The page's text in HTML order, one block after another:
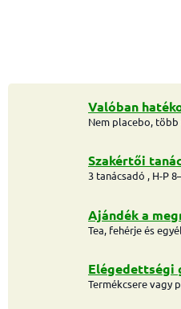
Valóban
Nem placebo, több
Szakértői
3 tanácsadó , H-P
Ajándék a
Tea, fehérje és
Elégedettségi
Termékcsere vagy